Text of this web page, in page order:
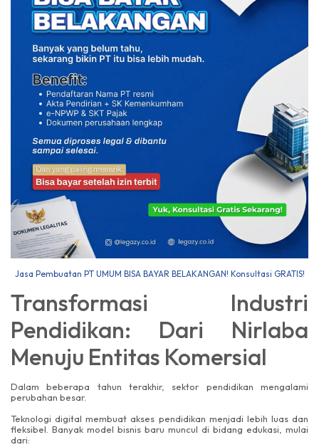
Jasa Pembuatan PT UMUM BISA BAYAR BELAKANGAN! Konsultasi GRATIS!
Transformasi Industri
Pendidikan: Dari Nirlaba
Menuju Entitas Komersial
Dalam beberapa tahun terakhir, sektor pendidikan mengalami
perubahan besar.
Teknologi digital membuat akses pendidikan menjadi lebih luas dan
fleksibel. Banyak model bisnis baru muncul di bidang edukasi, mulai
dari: